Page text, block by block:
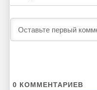
0 КОММЕНТАРИЕВ